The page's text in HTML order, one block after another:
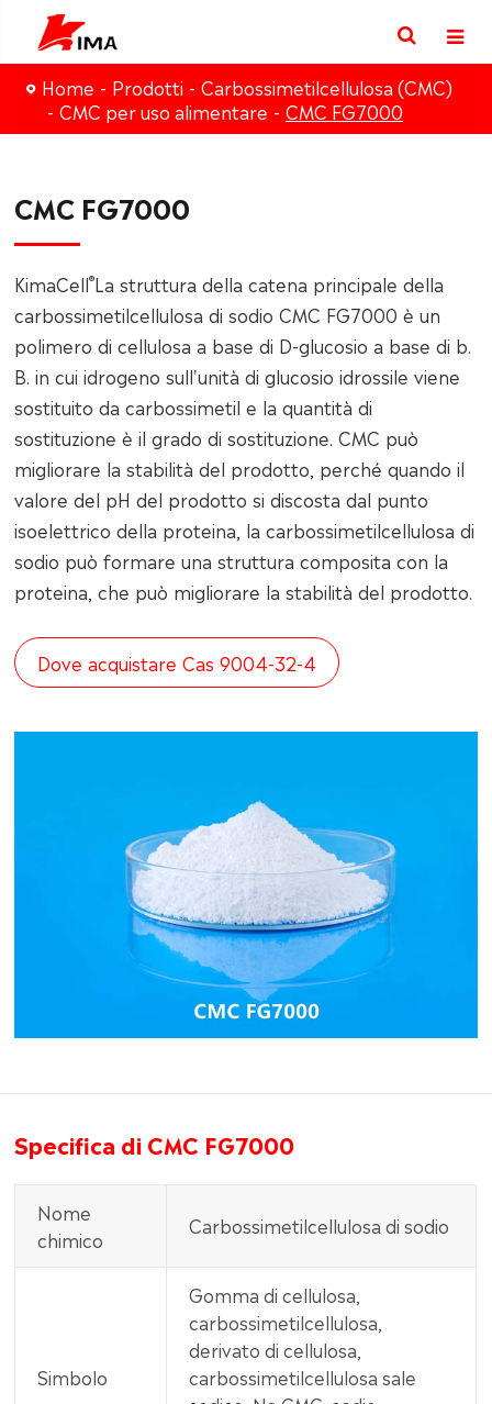
Home Prodotti
Carbossimetilcellulosa (CMC)
CMC per uso alimentare
CMC FG7000
CMC FG7000
KimaCell®La struttura della catena principale della
carbossimetilcellulosa di sodio CMC FG7000 è un
polimero di cellulosa a base di D-glucosio a base di b.
B. in cui idrogeno sull'unità di glucosio idrossile viene
sostituito da carbossimetil e la quantità di
sostituzione è il grado di sostituzione. CMC può
migliorare la stabilità del prodotto, perché quando il
valore del pH del prodotto si discosta dal punto
isoelettrico della proteina, la carbossimetilcellulosa di
sodio può formare una struttura composita con la
proteina, che può migliorare la stabilità del prodotto.
Dove acquistare Cas 9004-32-4
Specifica di CMC FG7000
Nome
chimico
Carbossimetilcellulosa di sodio
Simbolo
Gomma di cellulosa,
carbossimetilcellulosa,
derivato di cellulosa,
carbossimetilcellulosa sale